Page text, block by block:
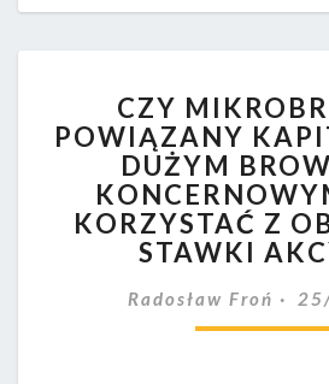
Z
MOŻE
CZY
POWIĄZANY
DUŻYM
KORZYSTAĆ Z
STAWKI
Radosław Froń